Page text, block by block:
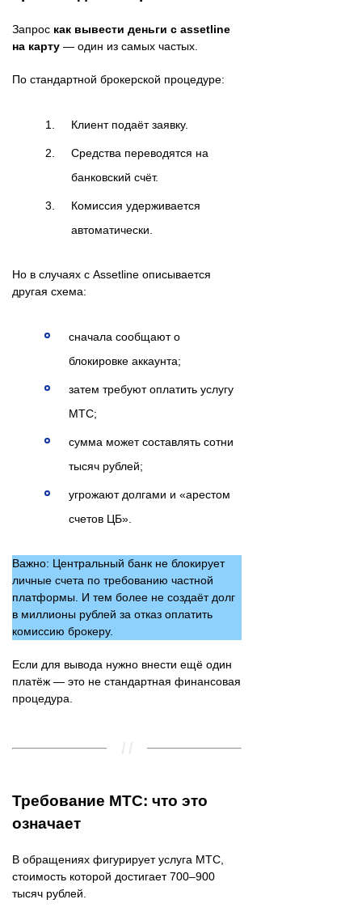
Запрос как вывести деньги с assetline
на карту — один из самых частых.
По стандартной брокерской процедуре:
Клиент подаёт заявку.
Средства переводятся на
банковский счёт.
Комиссия удерживается
автоматически.
Но в случаях с Assetline описывается
другая схема:
сначала сообщают о
блокировке аккаунта;
затем требуют оплатить услугу
MTC;
сумма может составлять сотни
тысяч рублей;
угрожают долгами и «арестом
счетов ЦБ».
Важно: Центральный банк не блокирует
личные счета по требованию частной
платформы. И тем более не создаёт долг
в миллионы рублей за отказ оплатить
комиссию брокеру.
Если для вывода нужно внести ещё один
платёж — это не стандартная финансовая
процедура.
Требование MTC: что это
означает
В обращениях фигурирует услуга MTC,
стоимость которой достигает 700–900
тысяч рублей.